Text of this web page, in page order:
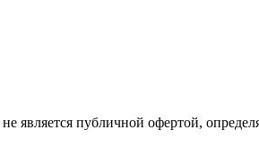
является публичной офертой,